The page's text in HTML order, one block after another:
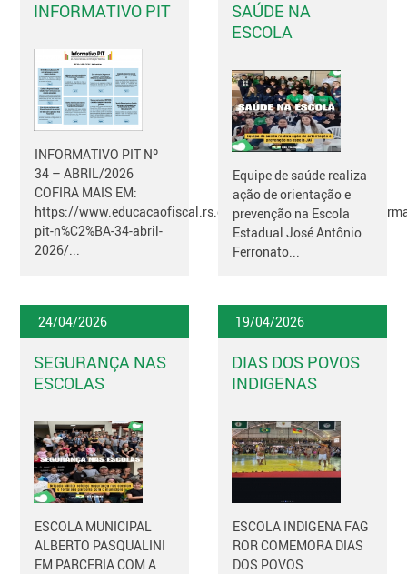
INFORMATIVO PIT
INFORMATIVO PIT Nº
34 – ABRIL/2026
COFIRA MAIS EM:
https://www.educacaofiscal.rs.gov.br/noticias/2026/04/
pit-n%C2%BA-34-abril-
2026/...
SAÚDE NA
ESCOLA
Equipe de saúde realiza
ação de orientação e
prevenção na Escola
Estadual José Antônio
Ferronato...
24/04/2026
SEGURANÇA NAS
ESCOLAS
ESCOLA MUNICIPAL
ALBERTO PASQUALINI
EM PARCERIA COM A
19/04/2026
DIAS DOS POVOS
INDIGENAS
ESCOLA INDIGENA FAG
ROR COMEMORA DIAS
DOS POVOS